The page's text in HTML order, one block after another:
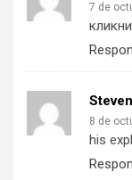
7 de
8 de
his